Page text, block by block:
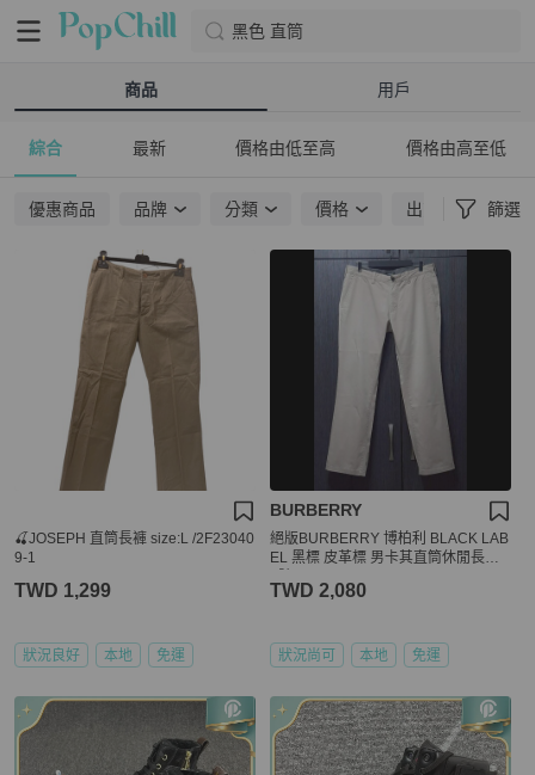
黑色 直筒
商品 用戶
綜合 最新 價格由低至高 價格由高至低
優惠商品 品牌 分類 價格 出貨地點 篩選
🍒JOSEPH 直筒長褲 size:L /2F23040
9-1
TWD 1,299
狀況良好 本地 免運
BURBERRY
絕版BURBERRY 博柏利 BLACK LAB
EL 黑標 皮革標 男卡其直筒休閒長褲8
TWD 2,080
狀況尚可 本地 免運